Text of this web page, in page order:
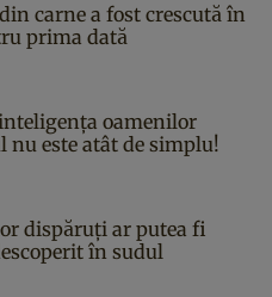
carne a fost crescută în
prima dată
oamenilor
nu este atât de simplu!
dispăruți ar putea fi
în sudul